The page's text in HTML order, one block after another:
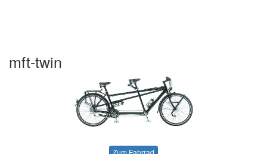
mft-twin
Zum Fahrrad